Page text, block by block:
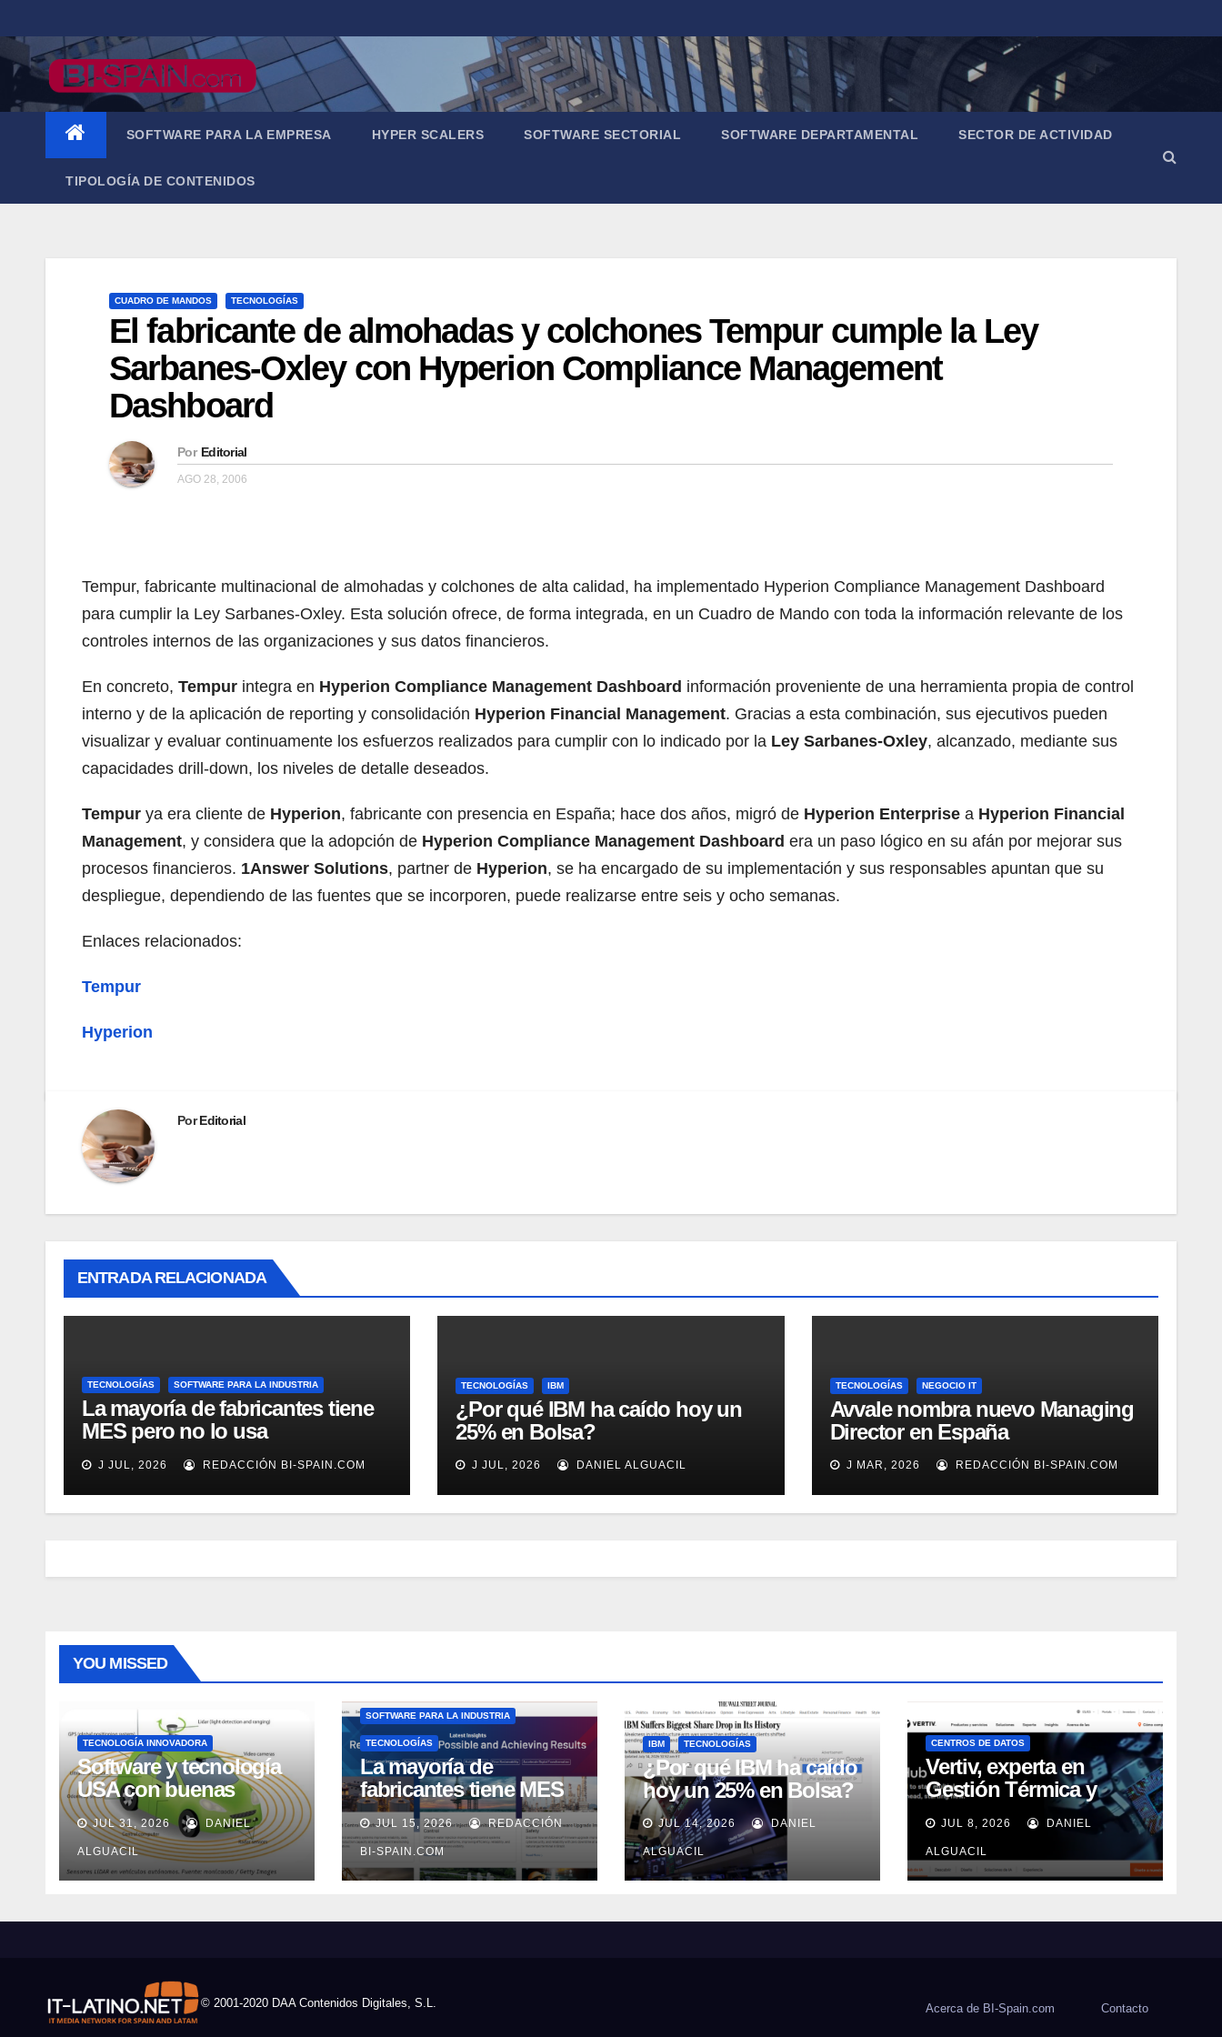
al
contenido
SOFTWARE PARA LA EMPRESA HYPER SCALERS SOFTWARE SECTORIAL SOFTWARE DEPARTAMENTAL SECTOR DE ACTIVIDAD
TIPOLOGÍA DE CONTENIDOS
CUADRO DE MANDOS TECNOLOGÍAS
El fabricante de almohadas y colchones Tempur cumple la Ley
Sarbanes-Oxley con Hyperion Compliance Management
Dashboard
Por Editorial
AGO 28, 2006
Tempur, fabricante multinacional de almohadas y colchones de alta calidad, ha implementado Hyperion Compliance Management Dashboard
para cumplir la Ley Sarbanes-Oxley. Esta solución ofrece, de forma integrada, en un Cuadro de Mando con toda la información relevante de los
controles internos de las organizaciones y sus datos financieros.
En concreto, Tempur integra en Hyperion Compliance Management Dashboard información proveniente de una herramienta propia de control
interno y de la aplicación de reporting y consolidación Hyperion Financial Management. Gracias a esta combinación, sus ejecutivos pueden
visualizar y evaluar continuamente los esfuerzos realizados para cumplir con lo indicado por la Ley Sarbanes-Oxley, alcanzado, mediante sus
capacidades drill-down, los niveles de detalle deseados.
Tempur ya era cliente de Hyperion, fabricante con presencia en España; hace dos años, migró de Hyperion Enterprise a Hyperion Financial
Management, y considera que la adopción de Hyperion Compliance Management Dashboard era un paso lógico en su afán por mejorar sus
procesos financieros. 1Answer Solutions, partner de Hyperion, se ha encargado de su implementación y sus responsables apuntan que su
despliegue, dependiendo de las fuentes que se incorporen, puede realizarse entre seis y ocho semanas.
Enlaces relacionados:
Tempur
Hyperion
PorEditorial
ENTRADA RELACIONADA
TECNOLOGÍAS SOFTWARE PARA LA INDUSTRIA
La mayoría de fabricantes tiene
MES pero no lo usa
adecuadamente, según Rockwell
Automation
J JUL, 2026 REDACCIÓN BI-SPAIN.COM
TECNOLOGÍAS IBM
¿Por qué IBM ha caído hoy un
25% en Bolsa?
J JUL, 2026 DANIEL ALGUACIL
TECNOLOGÍAS NEGOCIO IT
Avvale nombra nuevo Managing
Director en España
J MAR, 2026 REDACCIÓN BI-SPAIN.COM
YOU MISSED
TECNOLOGÍA INNOVADORA
Software y tecnología
USA con buenas
expectativas en ventas
en los próximos 2
años, según Market
Watch
JUL 31, 2026 DANIEL
ALGUACIL
SOFTWARE PARA LA INDUSTRIA
TECNOLOGÍAS
La mayoría de
fabricantes tiene MES
pero no lo usa
adecuadamente, según
Rockwell Automation
JUL 15, 2026 REDACCIÓN
BI-SPAIN.COM
IBM TECNOLOGÍAS
¿Por qué IBM ha caído
hoy un 25% en Bolsa?
JUL 14, 2026 DANIEL
ALGUACIL
CENTROS DE DATOS
Vertiv, experta en
Gestión Térmica y
energía de Centros de
Datos, sigue su
crecimiento imparable
JUL 8, 2026 DANIEL
ALGUACIL
© 2001-2020 DAA Contenidos Digitales, S.L. Acerca de BI-Spain.com Contacto